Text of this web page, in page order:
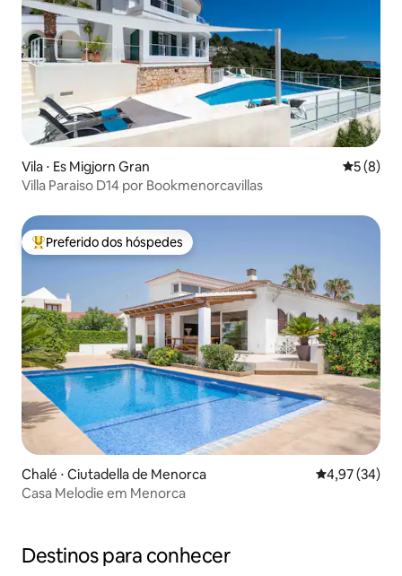
Vila ⋅ Es Migjorn Gran 5 de
5 (8)
Villa Paraiso D14 por Bookmenorcavillas
Entre os melhores preferidos dos hóspedes
Preferido dos hóspedes
Chalé ⋅ Ciutadella de Menorca 4,97 de uma
4,97 (34)
Casa Melodie em Menorca
Destinos para conhecer